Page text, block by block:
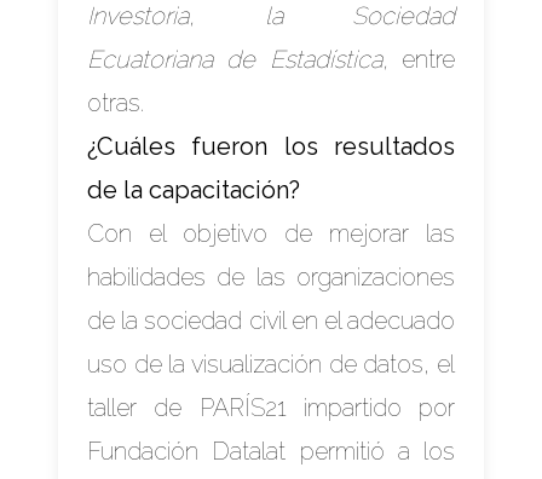
Investoria, la Sociedad
Ecuatoriana de Estadística, entre
otras.
¿Cuáles fueron los resultados
de la capacitación?
Con el objetivo de mejorar las
habilidades de las organizaciones
de la sociedad civil en el adecuado
uso de la visualización de datos, el
taller de
PARÍS21 impartido por
Fundación Datalat permitió a los